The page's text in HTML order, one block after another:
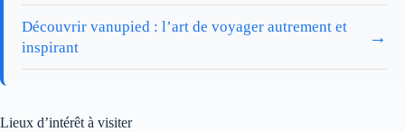
Découvrir vanupied : l’art de voyager autrement et
inspirant
→
Lieux d’intérêt à visiter